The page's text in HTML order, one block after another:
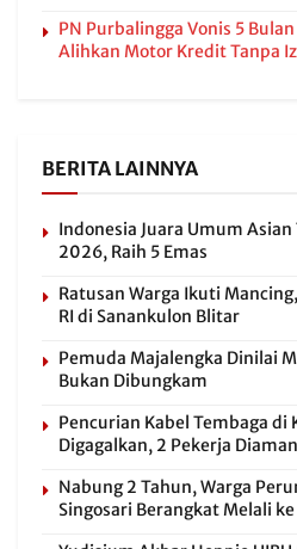
PN Purbalingga Vonis 5
Alihkan Motor Kredit Tanpa
BERITA LAINNYA
Indonesia Juara Umum
2026, Raih 5 Emas
Ratusan Warga Ikuti
RI di Sanankulon Blitar
Pemuda Majalengka Dinilai
Bukan Dibungkam
Pencurian Kabel Tembaga di
Digagalkan, 2 Pekerja
Nabung 2 Tahun, Warga
Singosari Berangkat Melali ke